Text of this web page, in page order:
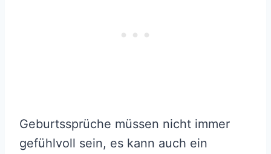
Geburtssprüche müssen nicht immer
gefühlvoll sein, es kann auch ein